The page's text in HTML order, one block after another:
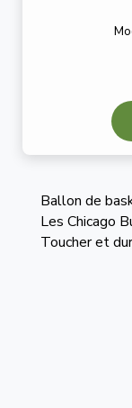
Ballon de
Les Chicago
Toucher et